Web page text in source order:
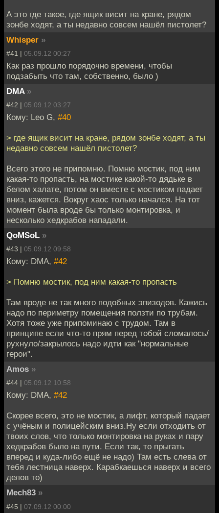
А это где такое, где ящик висит на кране, рядом
зонбе ходят, а ты недавно совсем нашёл пистолет?
Whisper »
#41 | 05.09.12 00:27
Как раз прошло порядочно времени, чтобы
подзабыть что там, собственно, было )
DMA »
#42 | 05.09.12 03:27
Кому: Leo G, #40
> где ящик висит на кране, рядом зонбе ходят, а ты
недавно совсем нашёл пистолет?
Всего этого не припомню. Помню мостик, под ним
какая-то пропасть, на мостике какой-то дядьке в
белом халате, потом он вместе с мостиком падает
вниз, кажется. Вокруг хаос только начался. На тот
момент была вроде бы только монтировка, и
несколько хедкрабов нападали.
QoMSoL »
#43 | 05.09.12 09:58
Кому: DMA, #42
> Помню мостик, под ним какая-то пропасть
Там вроде не так много подобных эпизодов. Кажись
надо по периметру помещения ползти по трубам.
Хотя тоже уже припоминаю с трудом. Там в
принципе если что-то прям перед тобой сломалось/
рухнуло/закрылось надо идти как "нормальные
герои".
Amos »
#44 | 05.09.12 10:58
Кому: DMA, #42
Скорее всего, это не мостик, а лифт, который падает
с учёным и полицейским вниз.Ну если отходить от
твоих слов, что только монтировка на руках и пару
хедкрабов было на пути. Если так, то прыгать
вперед и куда-либо ещё не надо) Там есть слева от
тебя лестница наверх. Карабкаешься наверх и всего
делов то)
Mech83 »
#45 | 07.09.12 00:00